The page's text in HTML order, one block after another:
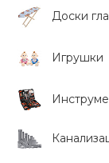
Доски
Игрушки